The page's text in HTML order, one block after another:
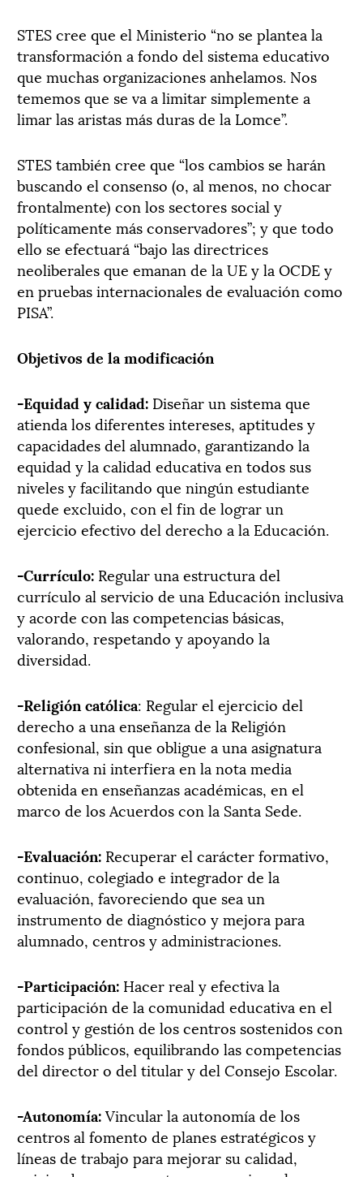
STES cree que el Ministerio “no se plantea la
transformación a fondo del sistema educativo
que muchas organizaciones anhelamos. Nos
tememos que se va a limitar simplemente a
limar las aristas más duras de la Lomce”.
STES también cree que “los cambios se harán
buscando el consenso (o, al menos, no chocar
frontalmente) con los sectores social y
políticamente más conservadores”; y que todo
ello se efectuará “bajo las directrices
neoliberales que emanan de la UE y la OCDE y
en pruebas internacionales de evaluación como
PISA”.
Objetivos de la modificación
-Equidad y calidad: Diseñar un sistema que
atienda los diferentes intereses, aptitudes y
capacidades del alumnado, garantizando la
equidad y la calidad educativa en todos sus
niveles y facilitando que ningún estudiante
quede excluido, con el fin de lograr un
ejercicio efectivo del derecho a la Educación. ­­­
-Currículo: Regular una estructura del
currículo al servicio de una Educación inclusiva
y acorde con las competencias básicas,
valorando, respetando y apoyando la
diversidad. ­­­
-Religión católica: Regular el ejercicio del
derecho a una enseñanza de la Religión
confesional, sin que obligue a una asignatura
alternativa ni interfiera en la nota media
obtenida en enseñanzas académicas, en el
marco de los Acuerdos con la Santa Sede. ­­­
-Evaluación: Recuperar el carácter formativo,
continuo, colegiado e integrador de la
evaluación, favoreciendo que sea un
instrumento de diagnóstico y mejora para
alumnado, centros y administraciones. ­­­
-Participación: Hacer real y efectiva la
participación de la comunidad educativa en el
control y gestión de los centros sostenidos con
fondos públicos, equilibrando las competencias
del director o del titular y del Consejo Escolar. ­­­
-Autonomía:Vincular la autonomía de los
centros al fomento de planes estratégicos y
líneas de trabajo para mejorar su calidad,